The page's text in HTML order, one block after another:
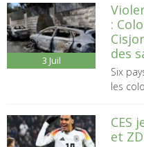
3 Juil
:
des
Six
les
CES
et